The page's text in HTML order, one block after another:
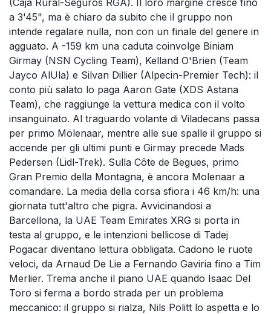
a 3'45", ma è chiaro da subito che il gruppo non
intende regalare nulla, non con un finale del genere in
agguato. A -159 km una caduta coinvolge Biniam
Girmay (NSN Cycling Team), Kelland O'Brien (Team
Jayco AlUla) e Silvan Dillier (Alpecin-Premier Tech): il
conto più salato lo paga Aaron Gate (XDS Astana
Team), che raggiunge la vettura medica con il volto
insanguinato. Al traguardo volante di Viladecans passa
per primo Molenaar, mentre alle sue spalle il gruppo si
accende per gli ultimi punti e Girmay precede Mads
Pedersen (Lidl-Trek). Sulla Côte de Begues, primo
Gran Premio della Montagna, è ancora Molenaar a
comandare. La media della corsa sfiora i 46 km/h: una
giornata tutt'altro che pigra. Avvicinandosi a
Barcellona, la UAE Team Emirates XRG si porta in
testa al gruppo, e le intenzioni bellicose di Tadej
Pogacar diventano lettura obbligata. Cadono le ruote
veloci, da Arnaud De Lie a Fernando Gaviria fino a Tim
Merlier. Trema anche il piano UAE quando Isaac Del
Toro si ferma a bordo strada per un problema
meccanico: il gruppo si rialza, Nils Politt lo aspetta e lo